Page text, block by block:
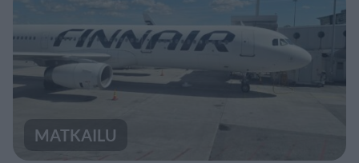
MATKAILU